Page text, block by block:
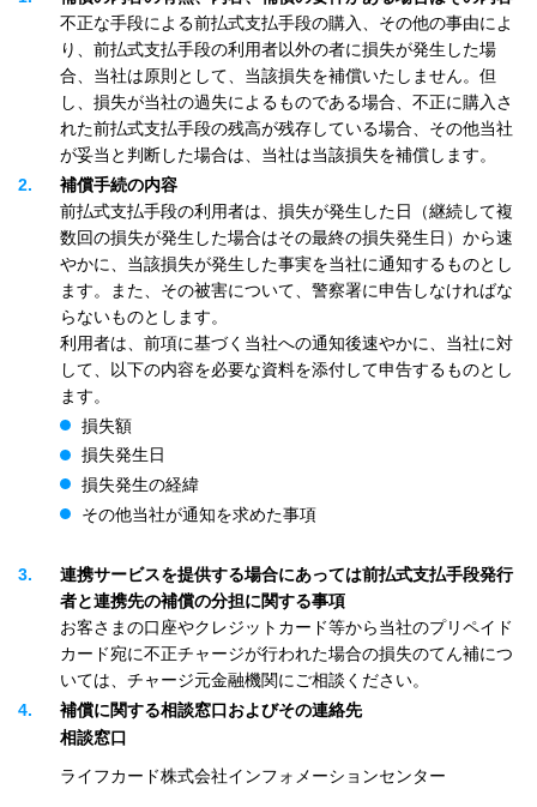
不正な手段による前払式支払手段の購入、その他の事由によ
り、前払式支払手段の利用者以外の者に損失が発生した場
合、当社は原則として、当該損失を補償いたしません。但
し、損失が当社の過失によるものである場合、不正に購入さ
れた前払式支払手段の残高が残存している場合、その他当社
が妥当と判断した場合は、当社は当該損失を補償します。
2
補償手続の内容
前払式支払手段の利用者は、損失が発生した日（継続して複
数回の損失が発生した場合はその最終の損失発生日）から速
やかに、当該損失が発生した事実を当社に通知するものとし
ます。また、その被害について、警察署に申告しなければな
らないものとします。
利用者は、前項に基づく当社への通知後速やかに、当社に対
して、以下の内容を必要な資料を添付して申告するものとし
ます。
損失額
損失発生日
損失発生の経緯
その他当社が通知を求めた事項
3
連携サービスを提供する場合にあっては前払式支払手段発行
者と連携先の補償の分担に関する事項
お客さまの口座やクレジットカード等から当社のプリペイド
カード宛に不正チャージが行われた場合の損失のてん補につ
いては、チャージ元金融機関にご相談ください。
4
補償に関する相談窓口およびその連絡先
相談窓口
ライフカード株式会社インフォメーションセンター